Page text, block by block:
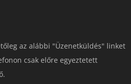
az alábbi "Üzenetküldés" linket
csak előre egyeztetett